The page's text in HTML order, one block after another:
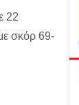
22
σκόρ 69-